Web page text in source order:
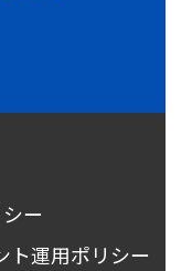
ー
ト運用ポリシー